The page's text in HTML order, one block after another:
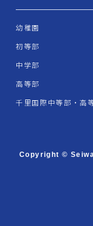
幼稚園
初等部
中学部
高等部
千里国際中等部・高
Copyright ©